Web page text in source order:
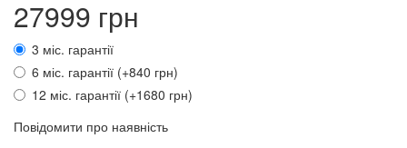
27999 грн
3 міс. гарантії
6 міс. гарантії (+840 грн)
12 міс. гарантії (+1680 грн)
Повідомити про наявність